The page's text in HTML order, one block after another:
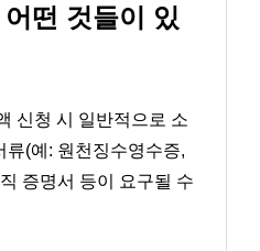
떤 것들이 있
신청 시 일반적으로 소
류(예: 원천징수영수증,
증명서 등이 요구될 수